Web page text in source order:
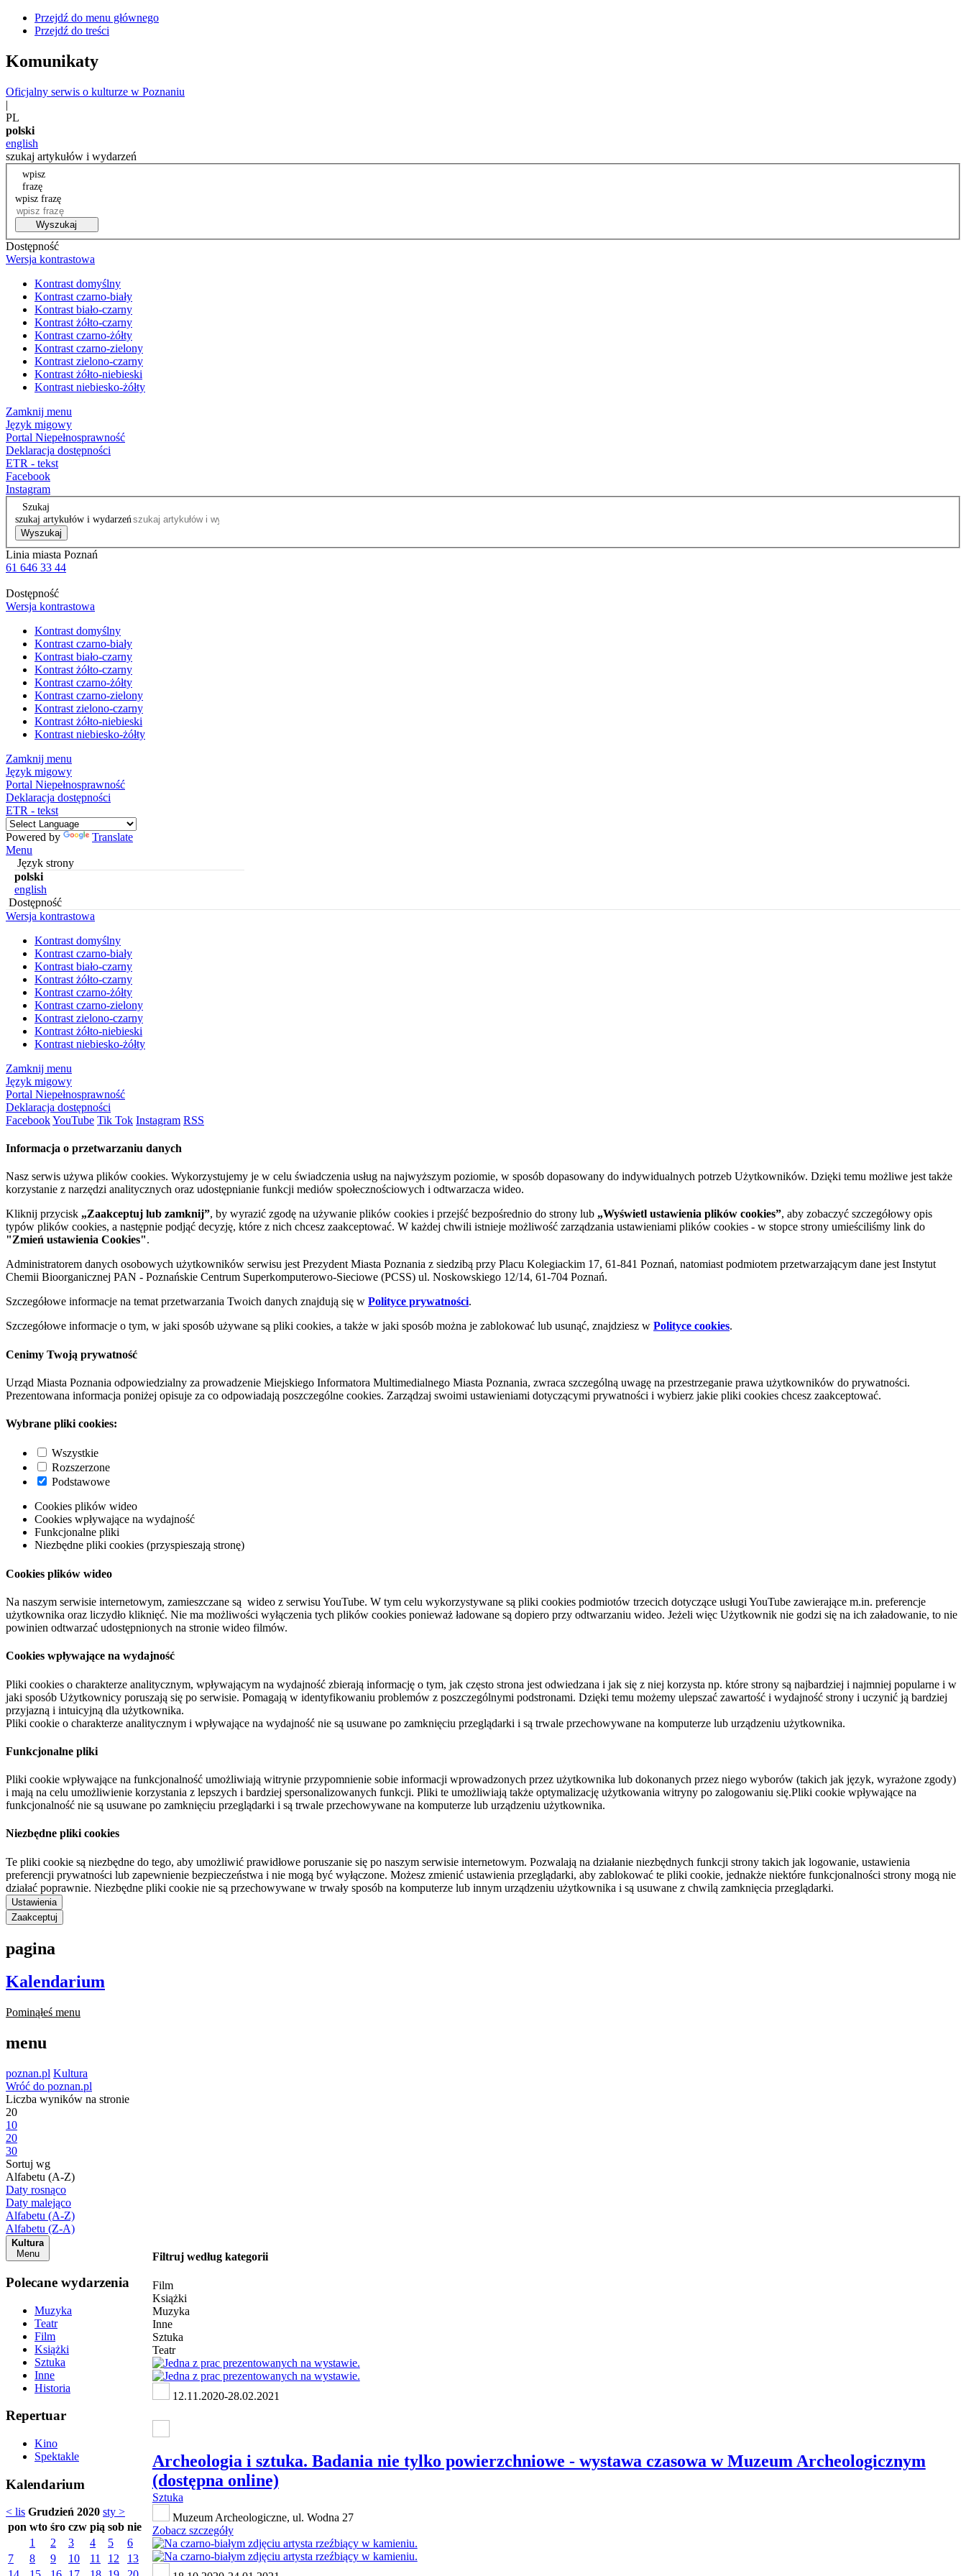
Przejdź do menu głównego
Przejdź do treści
Komunikaty
Oficjalny serwis o kulturze w Poznaniu
|
PL
polski
english
szukaj artykułów i wydarzeń
wpisz
frazę
wpisz frazę
Wyszukaj
Dostępność
Wersja kontrastowa
Kontrast domyślny
Kontrast czarno-biały
Kontrast biało-czarny
Kontrast żółto-czarny
Kontrast czarno-żółty
Kontrast czarno-zielony
Kontrast zielono-czarny
Kontrast żółto-niebieski
Kontrast niebiesko-żółty
Zamknij menu
Język migowy
Portal Niepełnosprawność
Deklaracja dostępności
ETR - tekst
Facebook
Instagram
Szukaj
szukaj artykułów i wydarzeń
Wyszukaj
Linia miasta Poznań
61 646 33 44
Dostępność
Wersja kontrastowa
Kontrast domyślny
Kontrast czarno-biały
Kontrast biało-czarny
Kontrast żółto-czarny
Kontrast czarno-żółty
Kontrast czarno-zielony
Kontrast zielono-czarny
Kontrast żółto-niebieski
Kontrast niebiesko-żółty
Zamknij menu
Język migowy
Portal Niepełnosprawność
Deklaracja dostępności
ETR - tekst
Powered by
Translate
Menu
Język strony
polski
english
Dostępność
Wersja kontrastowa
Kontrast domyślny
Kontrast czarno-biały
Kontrast biało-czarny
Kontrast żółto-czarny
Kontrast czarno-żółty
Kontrast czarno-zielony
Kontrast zielono-czarny
Kontrast żółto-niebieski
Kontrast niebiesko-żółty
Zamknij menu
Język migowy
Portal Niepełnosprawność
Deklaracja dostępności
FacebookYouTube Tik Tok Instagram RSS
Informacja o przetwarzaniu danych
Nasz serwis używa plików cookies. Wykorzystujemy je w celu świadczenia usług na najwyższym poziomie, w sposób dopasowany do indywidualnych potrzeb Użytkowników. Dzięki temu możliwe jest także
korzystanie z narzędzi analitycznych oraz udostępnianie funkcji mediów społecznościowych i odtwarzacza wideo.
Kliknij przycisk „Zaakceptuj lub zamknij”, by wyrazić zgodę na używanie plików cookies i przejść bezpośrednio do strony lub „Wyświetl ustawienia plików cookies”, aby zobaczyć szczegółowy opis
typów plików cookies, a następnie podjąć decyzję, które z nich chcesz zaakceptować. W każdej chwili istnieje możliwość zarządzania ustawieniami plików cookies - w stopce strony umieściliśmy link do
"Zmień ustawienia Cookies".
Administratorem danych osobowych użytkowników serwisu jest Prezydent Miasta Poznania z siedzibą przy Placu Kolegiackim 17, 61-841 Poznań, natomiast podmiotem przetwarzającym dane jest Instytut
Chemii Bioorganicznej PAN - Poznańskie Centrum Superkomputerowo-Sieciowe (PCSS) ul. Noskowskiego 12/14, 61-704 Poznań.
Szczegółowe informacje na temat przetwarzania Twoich danych znajdują się w Polityce prywatności.
Szczegółowe informacje o tym, w jaki sposób używane są pliki cookies, a także w jaki sposób można je zablokować lub usunąć, znajdziesz w Polityce cookies.
Cenimy Twoją prywatność
Urząd Miasta Poznania odpowiedzialny za prowadzenie Miejskiego Informatora Multimedialnego Miasta Poznania, zwraca szczególną uwagę na przestrzeganie prawa użytkowników do prywatności.
Prezentowana informacja poniżej opisuje za co odpowiadają poszczególne cookies. Zarządzaj swoimi ustawieniami dotyczącymi prywatności i wybierz jakie pliki cookies chcesz zaakceptować.
Wybrane pliki cookies:
Wszystkie
Rozszerzone
Podstawowe
Cookies plików wideo
Cookies wpływające na wydajność
Funkcjonalne pliki
Niezbędne pliki cookies (przyspieszają stronę)
Cookies plików wideo
Na naszym serwisie internetowym, zamieszczane są wideo z serwisu YouTube. W tym celu wykorzystywane są pliki cookies podmiotów trzecich dotyczące usługi YouTube zawierające m.in. preferencje
użytkownika oraz liczydło kliknięć. Nie ma możliwości wyłączenia tych plików cookies ponieważ ładowane są dopiero przy odtwarzaniu wideo. Jeżeli więc Użytkownik nie godzi się na ich załadowanie, to nie
powinien odtwarzać udostępnionych na stronie wideo filmów.
Cookies wpływające na wydajność
Pliki cookies o charakterze analitycznym, wpływającym na wydajność zbierają informację o tym, jak często strona jest odwiedzana i jak się z niej korzysta np. które strony są najbardziej i najmniej popularne i w
jaki sposób Użytkownicy poruszają się po serwisie. Pomagają w identyfikowaniu problemów z poszczególnymi podstronami. Dzięki temu możemy ulepszać zawartość i wydajność strony i uczynić ją bardziej
przyjazną i intuicyjną dla użytkownika.
Pliki cookie o charakterze analitycznym i wpływające na wydajność nie są usuwane po zamknięciu przeglądarki i są trwale przechowywane na komputerze lub urządzeniu użytkownika.
Funkcjonalne pliki
Pliki cookie wpływające na funkcjonalność umożliwiają witrynie przypomnienie sobie informacji wprowadzonych przez użytkownika lub dokonanych przez niego wyborów (takich jak język, wyrażone zgody)
i mają na celu umożliwienie korzystania z lepszych i bardziej spersonalizowanych funkcji. Pliki te umożliwiają także optymalizację użytkowania witryny po zalogowaniu się.Pliki cookie wpływające na
funkcjonalność nie są usuwane po zamknięciu przeglądarki i są trwale przechowywane na komputerze lub urządzeniu użytkownika.
Niezbędne pliki cookies
Te pliki cookie są niezbędne do tego, aby umożliwić prawidłowe poruszanie się po naszym serwisie internetowym. Pozwalają na działanie niezbędnych funkcji strony takich jak logowanie, ustawienia
preferencji prywatności lub zapewnienie bezpieczeństwa i nie mogą być wyłączone. Możesz zmienić ustawienia przeglądarki, aby zablokować te pliki cookie, jednakże niektóre funkcjonalności strony mogą nie
działać poprawnie. Niezbędne pliki cookie nie są przechowywane w trwały sposób na komputerze lub innym urządzeniu użytkownika i są usuwane z chwilą zamknięcia przeglądarki.
Ustawienia
Zaakceptuj
pagina
Kalendarium
Pominąłeś menu
menu
poznan.pl Kultura
Wróć do poznan.pl
Liczba wyników na stronie
20
10
20
30
Sortuj wg
Alfabetu (A-Z)
Daty rosnąco
Daty malejąco
Alfabetu (A-Z)
Alfabetu (Z-A)
Kultura
Menu
Polecane wydarzenia
Muzyka
Teatr
Film
Książki
Sztuka
Inne
Historia
Repertuar
Kino
Spektakle
Kalendarium
< lis Grudzień 2020 sty >
pon wto śro czw pią sob nie
1
2 3 4 5
6
7
8 9 10 11 12
13
Filtruj według kategorii
Film
Książki
Muzyka
Inne
Sztuka
Teatr
12.11.2020-28.02.2021
Archeologia i sztuka. Badania nie tylko powierzchniowe - wystawa czasowa w Muzeum Archeologicznym
(dostępna online)
Sztuka
Muzeum Archeologiczne, ul. Wodna 27
Zobacz szczegóły